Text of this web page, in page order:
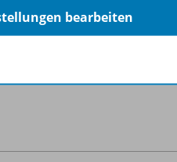
bearbeiten